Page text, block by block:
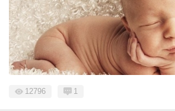
12796 1